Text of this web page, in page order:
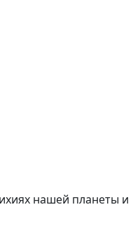
нашей планеты и